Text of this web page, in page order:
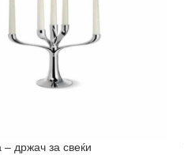
држач за свеќи